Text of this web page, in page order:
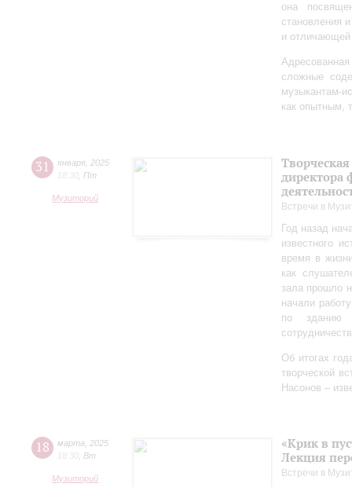
она
становления
и отличающей
сложные
музыкантам-
как опытным,
31 января 2025
18:30 Пт
Музиторий
директора
Встречи в
Год назад
известного
время в
как
зала прошло
начали
по зданию
Об итогах
творческой
Насонов –
18 марта
2025
18:30 Вт
Музиторий
«Крик в
Лекция
Встречи в